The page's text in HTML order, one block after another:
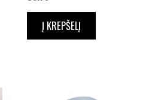
Į KREPŠELĮ